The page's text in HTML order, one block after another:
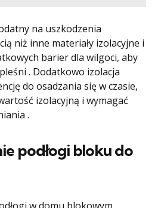
na uszkodzenia
niż inne materiały izolacyjne i
barier dla wilgoci, aby
. Dodatkowo izolacja
do osadzania się w czasie,
izolacyjną i wymagać
.
podłogi bloku do